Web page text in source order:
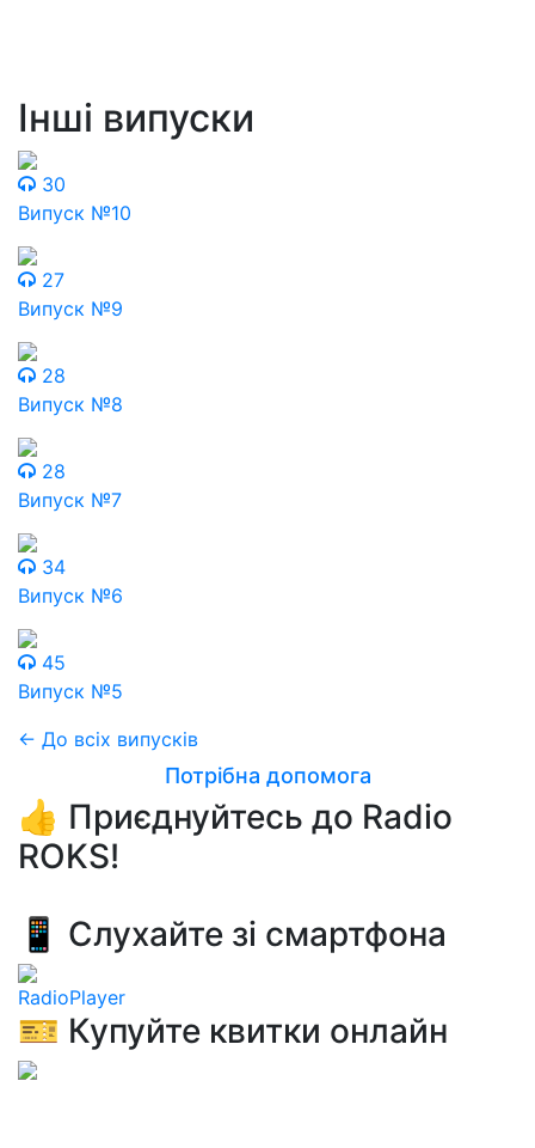
Інші випуски
30
Випуск №10
27
Випуск №9
28
Випуск №8
28
Випуск №7
34
Випуск №6
45
Випуск №5
← До всіх випусків
Потрібна допомога
👍 Приєднуйтесь до Radio
ROKS!
📱 Слухайте зі смартфона
RadioPlayer
🎫 Купуйте квитки онлайн